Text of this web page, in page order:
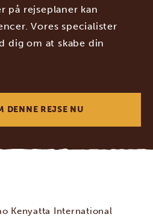
på rejseplaner kan
Vores specialister
dig om at skabe din
DENNE REJSE NU
Kenyatta International